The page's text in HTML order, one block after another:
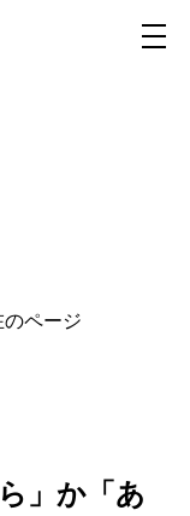
のページ
」か「あ